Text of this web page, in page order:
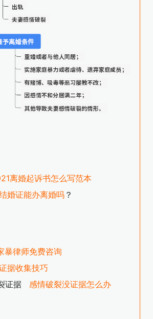
离婚起诉书怎么写范本
婚证能办离婚吗 ？
暴律师免费咨询
据收集技巧
证据 感情破裂没证据怎么办